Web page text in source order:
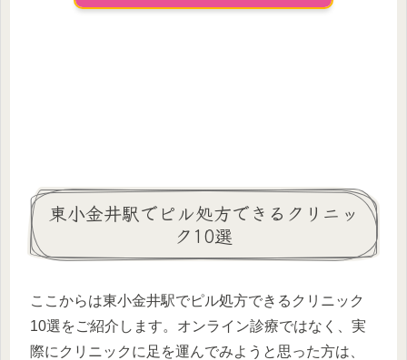
東小金井駅でピル処方できるクリニッ
ク10選
ここからは東小金井駅でピル処方できるクリニック
10選をご紹介します。オンライン診療ではなく、実
際にクリニックに足を運んでみようと思った方は、